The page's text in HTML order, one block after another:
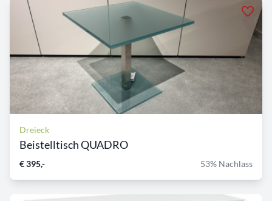
Dreieck
Beistelltisch QUADRO
€ 395,- 53% Nachlass